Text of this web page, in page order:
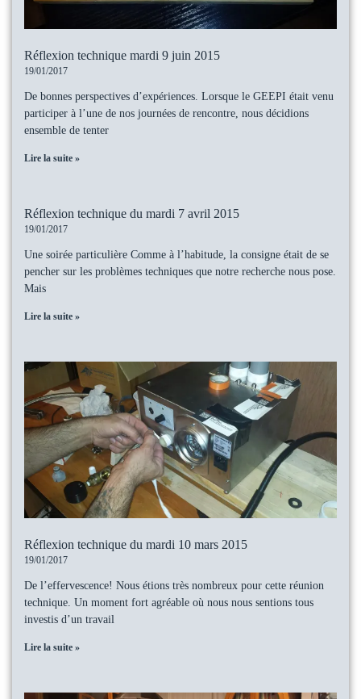
Réflexion technique mardi 9 juin 2015
19/01/2017
De bonnes perspectives d’expériences. Lorsque le GEEPI était venu
participer à l’une de nos journées de rencontre, nous décidions
ensemble de tenter
Lire la suite »
Réflexion technique du mardi 7 avril 2015
19/01/2017
Une soirée particulière Comme à l’habitude, la consigne était de se
pencher sur les problèmes techniques que notre recherche nous pose.
Mais
Lire la suite »
Réflexion technique du mardi 10 mars 2015
19/01/2017
De l’effervescence! Nous étions très nombreux pour cette réunion
technique. Un moment fort agréable où nous nous sentions tous
investis d’un travail
Lire la suite »